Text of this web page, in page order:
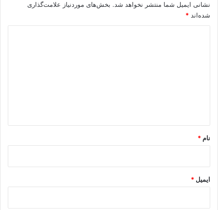
نشانی ایمیل شما منتشر نخواهد شد. بخش‌های موردنیاز علامت‌گذاری
شده‌اند *
نام *
ایمیل *